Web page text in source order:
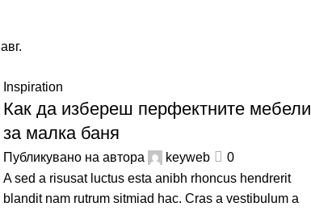
авг.
Inspiration
Как да избереш перфектните мебели
за малка баня
Публикувано на автора keyweb
0
A sed a risusat luctus esta anibh rhoncus hendrerit
blandit nam rutrum sitmiad hac. Cras a vestibulum a